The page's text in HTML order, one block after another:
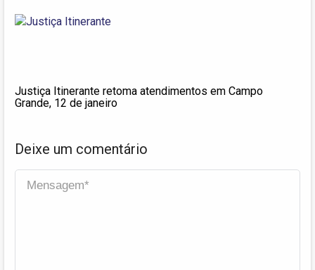
Justiça Itinerante retoma atendimentos em Campo
Grande, 12 de janeiro
Deixe um comentário